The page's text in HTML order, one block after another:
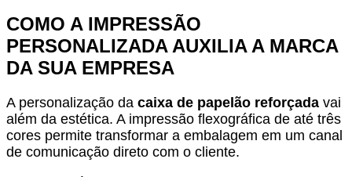
COMO A IMPRESSÃO
PERSONALIZADA AUXILIA A MARCA
DA SUA EMPRESA
A personalização da caixa de papelão reforçada vai
além da estética. A impressão flexográfica de até três
cores permite transformar a embalagem em um canal
de comunicação direto com o cliente.